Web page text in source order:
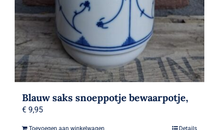
Blauw saks snoeppotje bewaarpotje,
€ 9,95
Toevoegen aan winkelwagen Details